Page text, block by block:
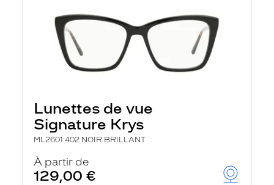
Lunettes de vue
Signature Krys
ML2601 402 NOIR BRILLANT
À partir de
129,00 €